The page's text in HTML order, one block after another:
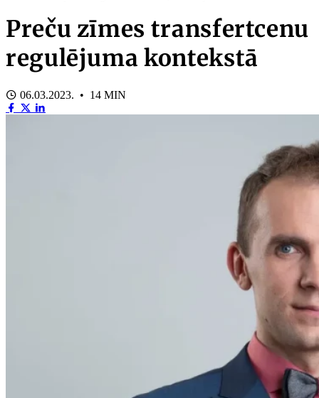
Preču zīmes transfertcenu
regulējuma kontekstā
06.03.2023. • 14 MIN